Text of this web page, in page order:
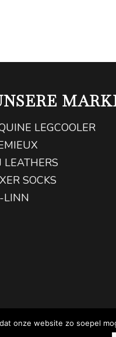
LEGCOOLER
LEATHERS
SOCKS
LINN
onze website zo soepel